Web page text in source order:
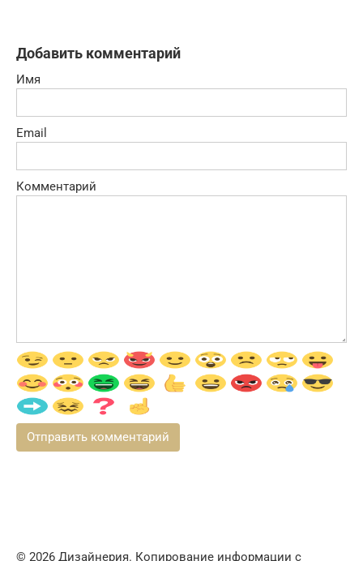
Добавить комментарий
Имя
Email
Комментарий
© 2026 Дизайнерия. Копирование информации с